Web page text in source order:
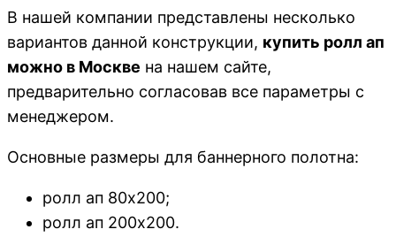
В нашей компании представлены несколько
вариантов данной конструкции, купить ролл ап
можно в Москве на нашем сайте,
предварительно согласовав все параметры с
менеджером.
Основные размеры для баннерного полотна:
ролл ап 80х200;
ролл ап 200х200.